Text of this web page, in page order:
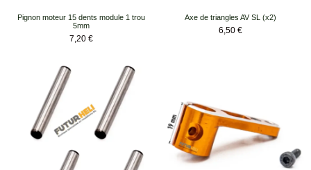
Pignon moteur 15 dents module 1 trou
5mm
Prix
7,20 €
Axe de triangles AV SL (x2)
Prix
6,50 €